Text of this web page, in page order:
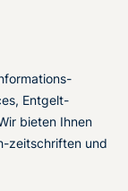
Entgelt-
bieten Ihnen
zeitschriften und